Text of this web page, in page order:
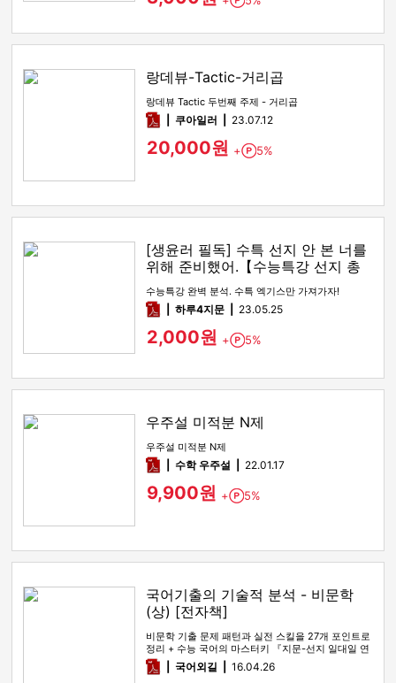
랑데뷰-Tactic-거리곱
랑데뷰 Tactic 두번째 주제 - 거리곱
pdf쿠아일러 23.07.12
20,000원 + Point
5%
[생윤러 필독] 수특 선지 안 본 너를
위해 준비했어.【수능특강 선지 총
정리】
수능특강 완벽 분석. 수특 엑기스만 가져가자!
pdf하루4지문 23.05.25
2,000원 + Point
5%
우주설 미적분 N제
우주설 미적분 N제
pdf수학 우주설 22.01.17
9,900원 + Point
5%
국어기출의 기술적 분석 - 비문학
(상) [전자책]
비문학 기출 문제 패턴과 실전 스킬을 27개 포인트로
정리 + 수능 국어의 마스터키 『지문-선지 일대일 연
결법』을 통해, 수…
pdf국어외길 16.04.26